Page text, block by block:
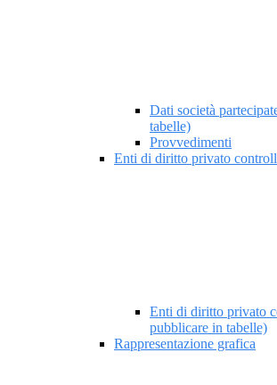
Dati società
tabelle)
Provvedimenti
Enti di diritto privato
Enti di diritto privato
pubblicare in tabelle)
Rappresentazione grafica